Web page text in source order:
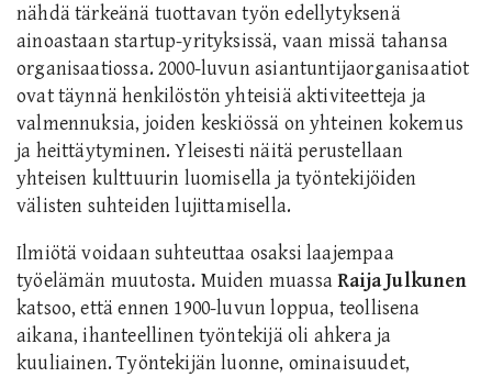
nähdä tärkeänä tuottavan työn edellytyksenä
ainoastaan startup-yrityksissä, vaan missä tahansa
organisaatiossa. 2000-luvun asiantuntijaorganisaatiot
ovat täynnä henkilöstön yhteisiä aktiviteetteja ja
valmennuksia, joiden keskiössä on yhteinen kokemus
ja heittäytyminen. Yleisesti näitä perustellaan
yhteisen kulttuurin luomisella ja työntekijöiden
välisten suhteiden lujittamisella.
Ilmiötä voidaan suhteuttaa osaksi laajempaa
työelämän muutosta. Muiden muassaRaija Julkunen
katsoo, että ennen 1900-luvun loppua, teollisena
aikana, ihanteellinen työntekijä oli ahkera ja
kuuliainen. Työntekijän luonne, ominaisuudet,